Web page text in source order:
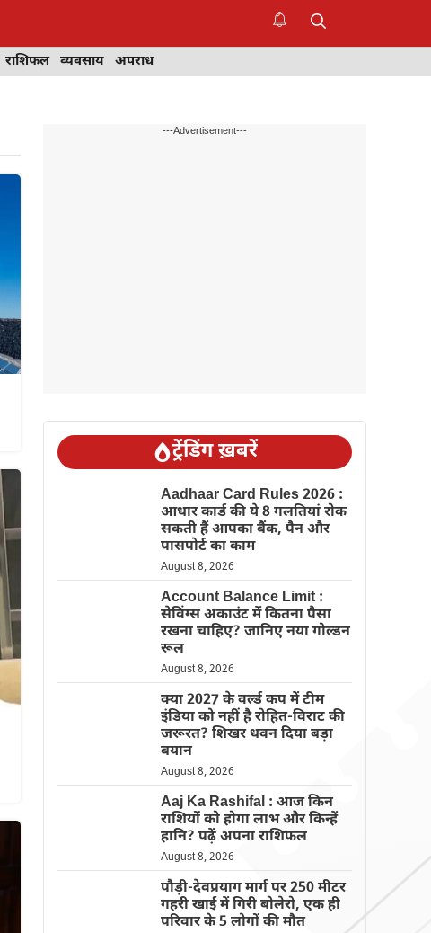
राशिफल व्यवसाय अपराध
---Advertisement---
ट्रेंडिंग ख़बरें
Aadhaar Card Rules 2026 :
आधार कार्ड की ये 8 गलतियां रोक
सकती हैं आपका बैंक, पैन और
पासपोर्ट का काम
August 8, 2026
Account Balance Limit :
सेविंग्स अकाउंट में कितना पैसा
रखना चाहिए? जानिए नया गोल्डन
रूल
August 8, 2026
क्या 2027 के वर्ल्ड कप में टीम
इंडिया को नहीं है रोहित-विराट की
जरूरत? शिखर धवन दिया बड़ा
बयान
August 8, 2026
Aaj Ka Rashifal : आज किन
राशियों को होगा लाभ और किन्हें
हानि? पढ़ें अपना राशिफल
August 8, 2026
पौड़ी-देवप्रयाग मार्ग पर 250 मीटर
गहरी खाई में गिरी बोलेरो, एक ही
परिवार के 5 लोगों की मौत